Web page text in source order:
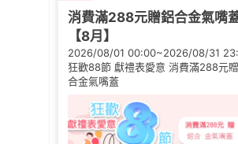
消費滿288元贈鋁合金氣嘴
【8月】
2026/08/01 00:00~2026/08/31
狂歡88節 獻禮表愛意 消費滿288元
合金氣嘴蓋